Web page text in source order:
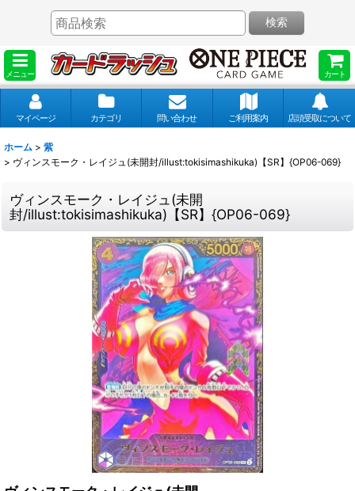
メニュー カート
検索
マイページ カテゴリ 問い合わせ ご利用案内 店頭受取について
ホーム > 紫
> ヴィンスモーク・レイジュ(未開封/illust:tokisimashikuka)【SR】{OP06-069}
ヴィンスモーク・レイジュ(未開
封/illust:tokisimashikuka)【SR】{OP06-069}